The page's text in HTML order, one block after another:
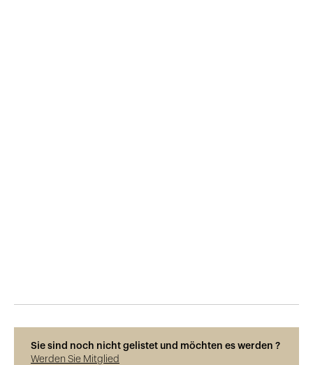
Sie sind noch nicht gelistet und möchten es werden ?
Werden Sie Mitglied